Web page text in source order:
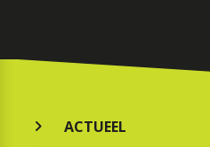
ACTUEEL